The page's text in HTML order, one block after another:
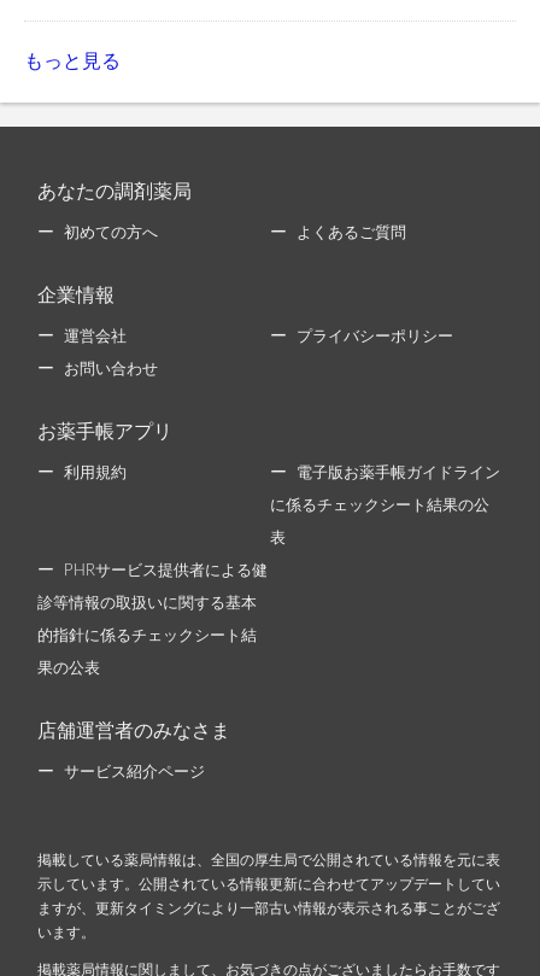
もっと見る
あなたの調剤薬局
初めての方へ よくあるご質問
企業情報
運営会社 プライバシーポリシー
お問い合わせ
お薬手帳アプリ
利用規約 電子版お薬手帳ガイドライン
に係るチェックシート結果の公
表
PHRサービス提供者による健
診等情報の取扱いに関する基本
的指針に係るチェックシート結
果の公表
店舗運営者のみなさま
サービス紹介ページ
掲載している薬局情報は、全国の厚生局で公開されている情報を元に表
示しています。公開されている情報更新に合わせてアップデートしてい
ますが、更新タイミングにより一部古い情報が表示される事ことがござ
います。
掲載薬局情報に関しまして、お気づきの点がございましたらお手数です